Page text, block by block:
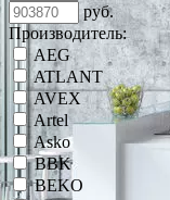
руб.
Производитель:
AEG
ATLANT
AVEX
Artel
Asko
BBK
BEKO